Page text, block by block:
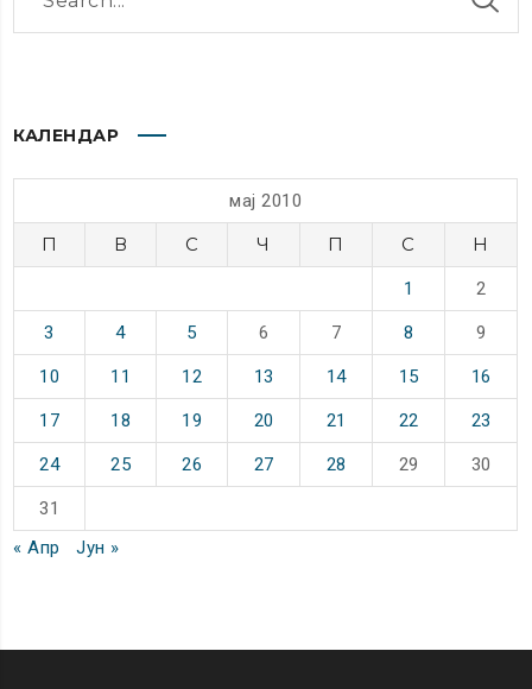
КАЛЕНДАР
мај 2010
П В С Ч П С Н
1 2
3 4 5 6 7 8 9
10 11 12 13 14 15 16
17 18 19 20 21 22 23
24 25 26 27 28 29 30
31
« Апр
Јун »